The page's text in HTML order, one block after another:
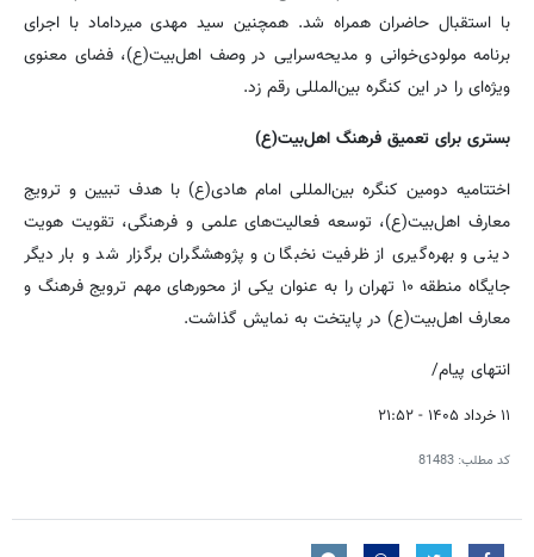
با استقبال حاضران همراه شد. همچنین سید مهدی میرداماد با اجرای
برنامه مولودی‌خوانی و مدیحه‌سرایی در وصف اهل‌بیت(ع)، فضای معنوی
ویژه‌ای را در این کنگره بین‌المللی رقم زد.
بستری برای تعمیق فرهنگ اهل‌بیت(ع)
اختتامیه دومین کنگره بین‌المللی امام هادی(ع) با هدف تبیین و ترویج
معارف اهل‌بیت(ع)، توسعه فعالیت‌های علمی و فرهنگی، تقویت هویت
دینی و بهره‌گیری از ظرفیت نخبگان و پژوهشگران برگزار شد و بار دیگر
جایگاه منطقه ۱۰ تهران را به عنوان یکی از محورهای مهم ترویج فرهنگ و
معارف اهل‌بیت(ع) در پایتخت به نمایش گذاشت.
انتهای پیام/
۱۱ خرداد ۱۴۰۵ - ۲۱:۵۲
کد مطلب: 81483